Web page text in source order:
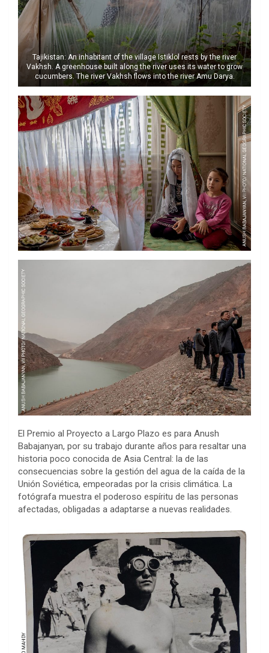
Tajikistan: An inhabitant of the village Istiklol rests by the river
Vakhsh. A greenhouse built along the river uses its water to grow
cucumbers. The river Vakhsh flows into the river Amu Darya.
El Premio al Proyecto a Largo Plazo es para Anush
Babajanyan, por su trabajo durante años para resaltar una
historia poco conocida de Asia Central: la de las
consecuencias sobre la gestión del agua de la caída de la
Unión Soviética, empeoradas por la crisis climática. La
fotógrafa muestra el poderoso espíritu de las personas
afectadas, obligadas a adaptarse a nuevas realidades.